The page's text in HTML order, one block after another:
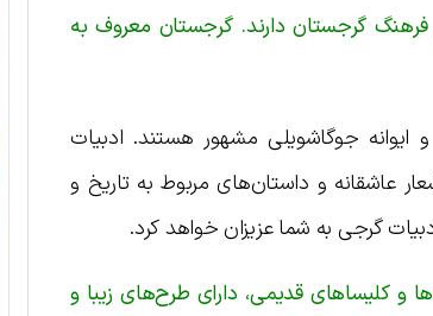
گرجستان دارند. گرجستان معروف به
و ایوانه جوگاشویلی مشهور هستند. ادبیات
عاشقانه و داستان‌های مربوط به تاریخ و
گرجی به شما عزیزان خواهد کرد.
و کلیساهای قدیمی، دارای طرح‌های زیبا و